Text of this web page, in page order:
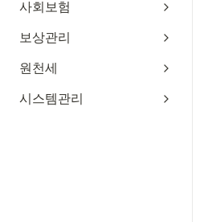
사회보험
보상관리
원천세
시스템관리